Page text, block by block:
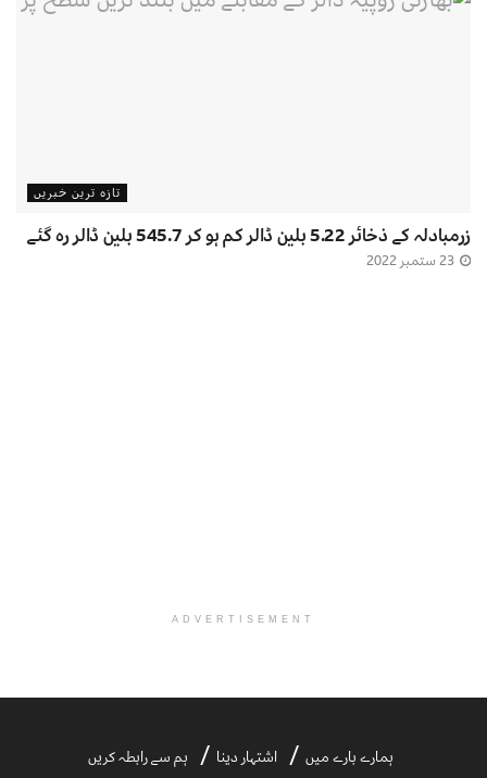
تازہ ترین خبریں
زرمبادلہ کے ذخائر 5.22 بلین ڈالر کم ہو کر 545.7 بلین ڈالر رہ گئے
ADVERTISEMENT
ہمارے بارے میں اشتہار دینا ہم سے رابطہ کریں